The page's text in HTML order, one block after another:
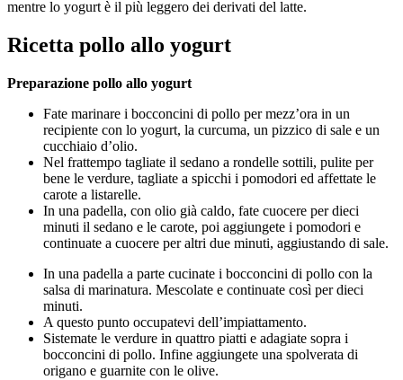
mentre lo yogurt è il più leggero dei derivati del latte.
Ricetta pollo allo yogurt
Preparazione pollo allo yogurt
Fate marinare i bocconcini di pollo per mezz’ora in un
recipiente con lo yogurt, la curcuma, un pizzico di sale e un
cucchiaio d’olio.
Nel frattempo tagliate il sedano a rondelle sottili, pulite per
bene le verdure, tagliate a spicchi i pomodori ed affettate le
carote a listarelle.
In una padella, con olio già caldo, fate cuocere per dieci
minuti il sedano e le carote, poi aggiungete i pomodori e
continuate a cuocere per altri due minuti, aggiustando di sale.
In una padella a parte cucinate i bocconcini di pollo con la
salsa di marinatura. Mescolate e continuate così per dieci
minuti.
A questo punto occupatevi dell’impiattamento.
Sistemate le verdure in quattro piatti e adagiate sopra i
bocconcini di pollo. Infine aggiungete una spolverata di
origano e guarnite con le olive.